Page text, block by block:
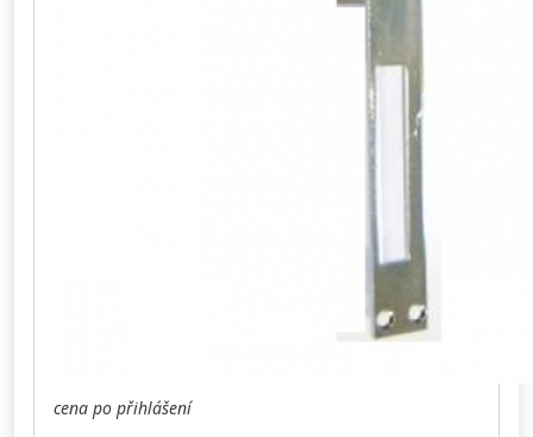
cena po přihlášení